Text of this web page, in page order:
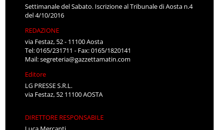
Settimanale del Sabato. Iscrizione al Tribunale di Aosta n.4
del 4/10/2016
REDAZIONE
via Festaz, 52 - 11100 Aosta
Tel: 0165/231711 - Fax: 0165/1820141
Mail:segreteria@gazzettamatin.com
Editore
LG PRESSE S.R.L.
via Festaz, 52 11100 AOSTA
DIRETTORE RESPONSABILE